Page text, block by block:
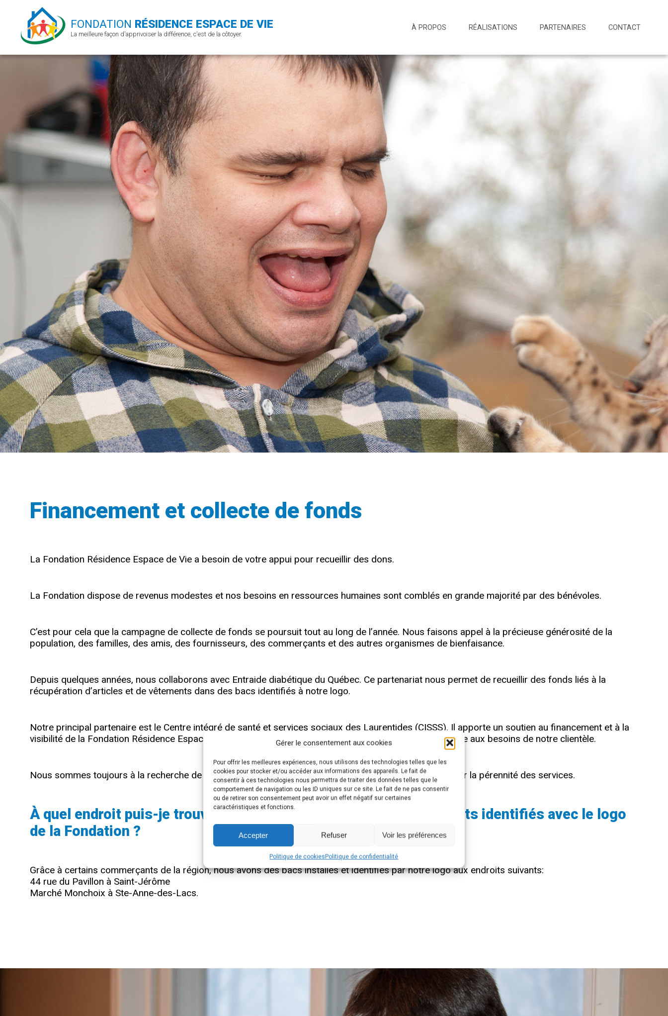
Gérer le consentement aux cookies
Pour offrir les meilleures expériences, nous utilisons des technologies telles que les
cookies pour stocker et/ou accéder aux informations des appareils. Le fait de
consentir à ces technologies nous permettra de traiter des données telles que le
comportement de navigation ou les ID uniques sur ce site. Le fait de ne pas consentir
ou de retirer son consentement peut avoir un effet négatif sur certaines
caractéristiques et fonctions.
Accepter Refuser Voir les préférences
Politique de cookiesPolitique de confidentialité
FONDATION RÉSIDENCE ESPACE DE VIE
La meilleure façon d'apprivoiser la différence, c'est de la côtoyer.
À PROPOS RÉALISATIONS PARTENAIRES CONTACT
Financement et collecte de fonds
La Fondation Résidence Espace de Vie a besoin de votre appui pour recueillir des dons.
La Fondation dispose de revenus modestes et nos besoins en ressources humaines sont comblés en grande majorité par des bénévoles.
C’est pour cela que la campagne de collecte de fonds se poursuit tout au long de l’année. Nous faisons appel à la précieuse générosité de la
population, des familles, des amis, des fournisseurs, des commerçants et des autres organismes de bienfaisance.
Depuis quelques années, nous collaborons avec Entraide diabétique du Québec. Ce partenariat nous permet de recueillir des fonds liés à la
récupération d’articles et de vêtements dans des bacs identifiés à notre logo.
Notre principal partenaire est le Centre intégré de santé et services sociaux des Laurentides (CISSS). Il apporte un soutien au financement et à la
visibilité de la Fondation Résidence Espace de Vie par la conclusion d’ententes de services pour répondre aux besoins de notre clientèle.
Nous sommes toujours à la recherche de nouvelles formes de financement pour soutenir et pour assurer la pérennité des services.
À quel endroit puis-je trouver les bacs de récupération de vêtements identifiés avec le logo
de la Fondation ?
Grâce à certains commerçants de la région, nous avons des bacs installés et identifiés par notre logo aux endroits suivants:
44 rue du Pavillon à Saint-Jérôme
Marché Monchoix à Ste-Anne-des-Lacs.